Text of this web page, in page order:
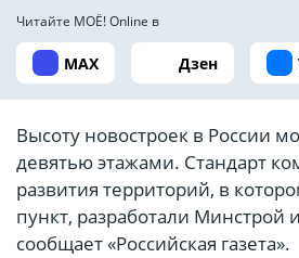
Читайте МОЁ! Online в
MAX Дзен
Высоту новостроек в России
девятью этажами. Стандарт
развития территорий, в
пункт, разработали Минстрой
сообщает «Российская газета».